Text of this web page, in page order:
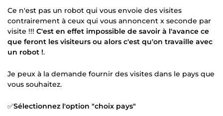
Ce n'est pas un robot qui vous envoie des visites
contrairement à ceux qui vous annoncent x seconde par
visite !!! C'est en effet impossible de savoir à l'avance ce
que feront les visiteurs ou alors c'est qu'on travaille avec
un robot !.
Je peux à la demande fournir des visites dans le pays que
vous souhaitez.
✅Sélectionnez l'option "choix pays"